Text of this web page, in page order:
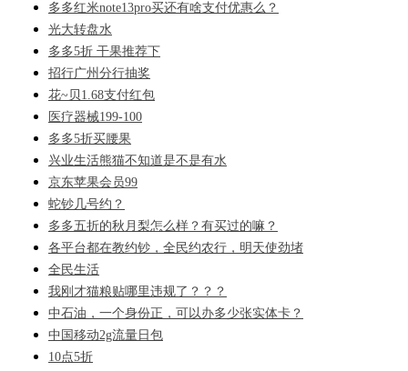
多多红米note13pro买还有啥支付优惠么？
光大转盘水
多多5折 干果推荐下
招行广州分行抽奖
花~贝1.68支付红包
医疗器械199-100
多多5折买腰果
兴业生活熊猫不知道是不是有水
京东苹果会员99
蛇钞几号约？
多多五折的秋月梨怎么样？有买过的嘛？
各平台都在教约钞，全民约农行，明天使劲堵
全民生活
我刚才猫粮贴哪里违规了？？？
中石油，一个身份正，可以办多少张实体卡？
中国移动2g流量日包
10点5折